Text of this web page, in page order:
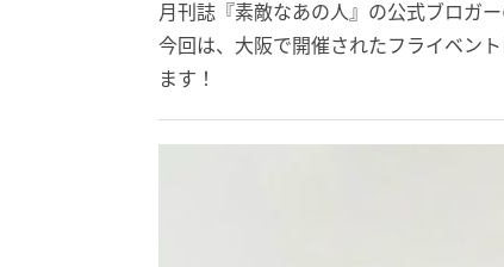
月刊誌『素敵なあの人』の公式ブロガ
今回は、大阪で開催されたフライベン
ます！